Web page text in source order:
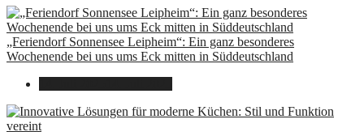
„Feriendorf Sonnensee Leipheim“: Ein ganz besonderes
Wochenende bei uns ums Eck mitten in Süddeutschland